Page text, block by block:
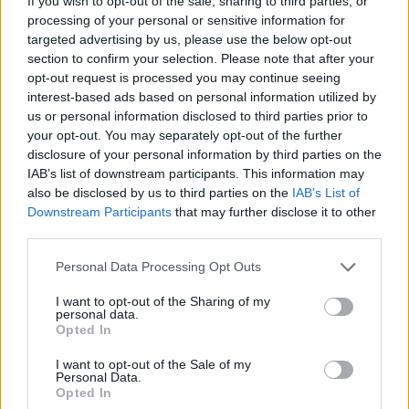
processing of your personal or sensitive information for
targeted advertising by us, please use the below opt-out
section to confirm your selection. Please note that after your
opt-out request is processed you may continue seeing
interest-based ads based on personal information utilized by
us or personal information disclosed to third parties prior to
your opt-out. You may separately opt-out of the further
disclosure of your personal information by third parties on the
IAB’s list of downstream participants. This information may
also be disclosed by us to third parties on the IAB’s List of
Downstream Participants that may further disclose it to other
Please note that this website/app uses one or more Google
not limited to your visit or usage behaviour. You may click to
grant or deny consent to Google and its third-party tags to
use your data for below specified purposes in below Google
consent section.
Personal Data Processing Opt Outs
I want to opt-out of the Sharing of my
personal data.
Opted In
I want to opt-out of the Sale of my
Personal Data.
Opted In
Mit bír el Shakespeare? IV.2. A
Lóvátett lovagok nyolcvanadszor (a
Pesti Színházban) 10.20. Pesti
Színház
•2024. november 04.